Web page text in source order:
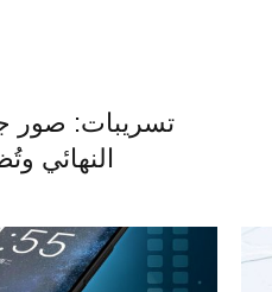
النهائي